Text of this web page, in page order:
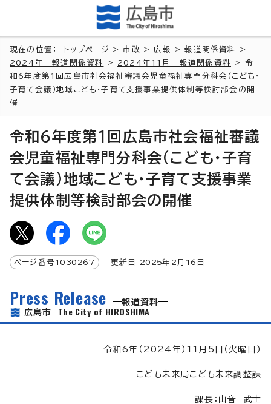
現在の位置： トップページ >市政 >広報 >報道関係資料
>
2024年 報道関係資料
> 2024年11月 報道関係資料
> 令
和6年度第1回広島市社会福祉審議会児童福祉専門分科会（こども・
子育て会議）地域こども・子育て支援事業提供体制等検討部会の開
催
令和6年度第1回広島市社会福祉審議
会児童福祉専門分科会（こども・子育
て会議）地域こども・子育て支援事業
提供体制等検討部会の開催
ページ番号 1030267 更新日 2025年2月 16 日
Press Release
報道資料
広島市 The City of HIROSHIMA
令和6年（2024年）11月5日（火曜日）
こども未来局こども未来調整課
課長：山音 武士